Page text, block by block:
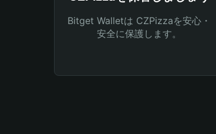
Bitget Walletは CZPizzaを安心・
安全に保護します。